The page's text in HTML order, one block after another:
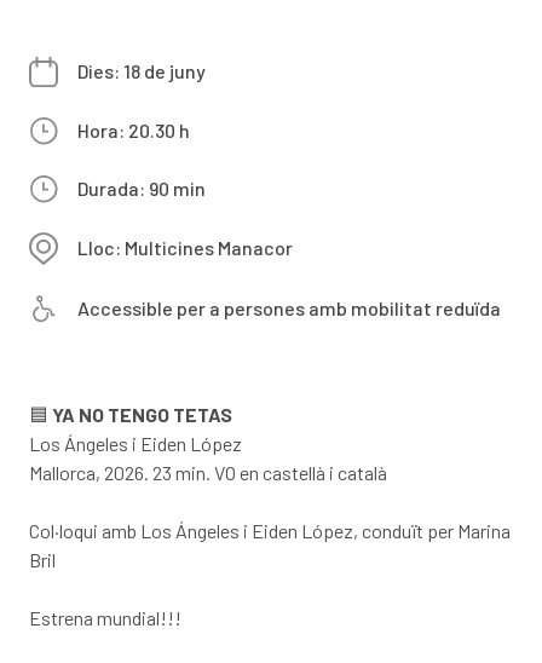
Dies: 18 de juny
Hora: 20.30 h
Durada: 90 min
Lloc: Multicines Manacor
Accessible per a persones amb mobilitat reduïda
🟦 YA NO TENGO TETAS
Los Ángeles i Eiden López
Mallorca, 2026. 23 min. VO en castellà i català
Col·loqui amb Los Ángeles i Eiden López, conduït per Marina
Bril
Estrena mundial!!!